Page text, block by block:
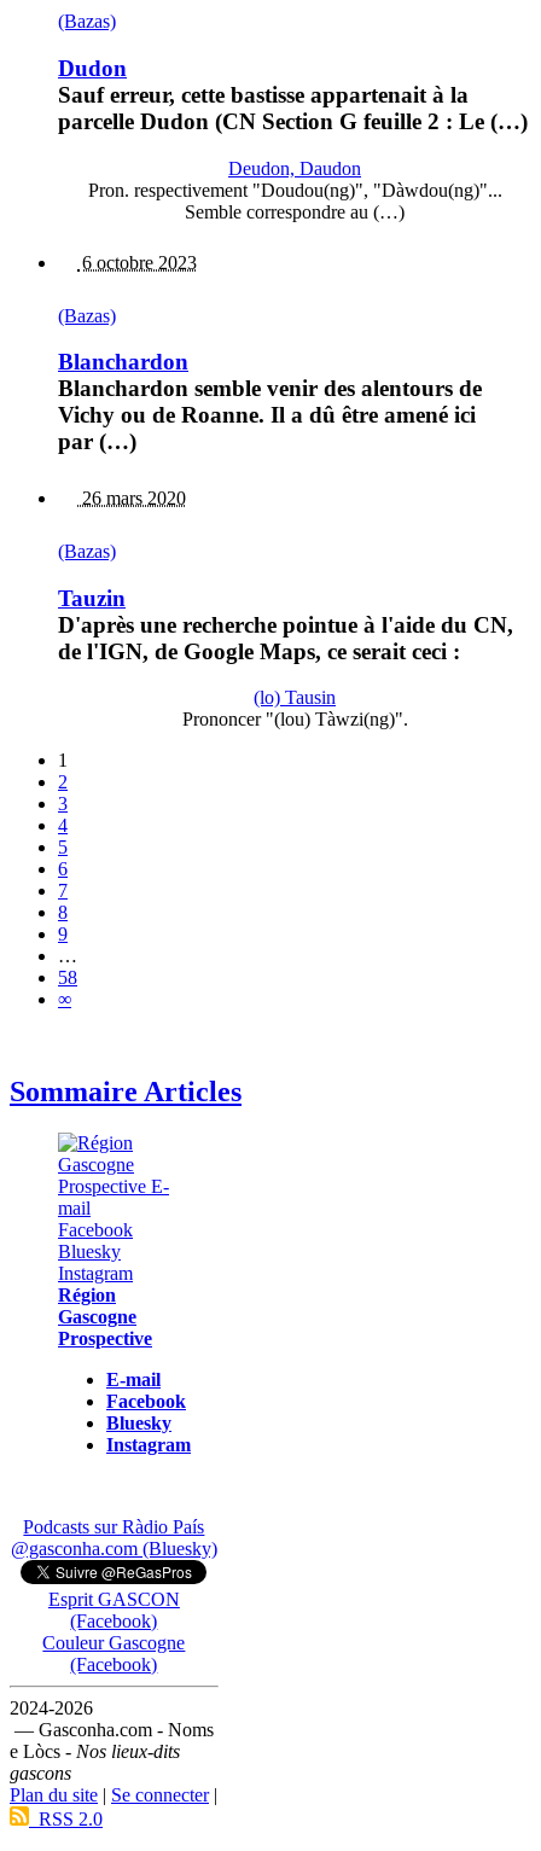
(Bazas)
Dudon
Sauf erreur, cette bastisse appartenait à la
parcelle Dudon (CN Section G feuille 2 : Le (…)
Deudon, Daudon
Pron. respectivement "Doudou(ng)", "Dàwdou(ng)"...
Semble correspondre au (…)
6 octobre 2023
(Bazas)
Blanchardon
Blanchardon semble venir des alentours de
Vichy ou de Roanne. Il a dû être amené ici
par (…)
26 mars 2020
(Bazas)
Tauzin
D'après une recherche pointue à l'aide du CN,
de l'IGN, de Google Maps, ce serait ceci :
(lo) Tausin
Prononcer "(lou) Tàwzi(ng)".
1
2
3
4
5
6
7
8
9
…
58
∞
Sommaire Articles
Région
Gascogne
Prospective
E-mail
Facebook
Bluesky
Instagram
Podcasts sur Ràdio País
@gasconha.com (Bluesky)
Esprit GASCON
(Facebook)
Couleur Gascogne
(Facebook)
2024-2026
— Gasconha.com - Noms
e Lòcs - Nos lieux-dits
gascons
Plan du site | Se connecter|
RSS 2.0